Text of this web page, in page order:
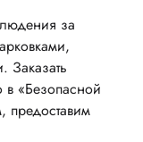
за
Заказать
в «Безопасной